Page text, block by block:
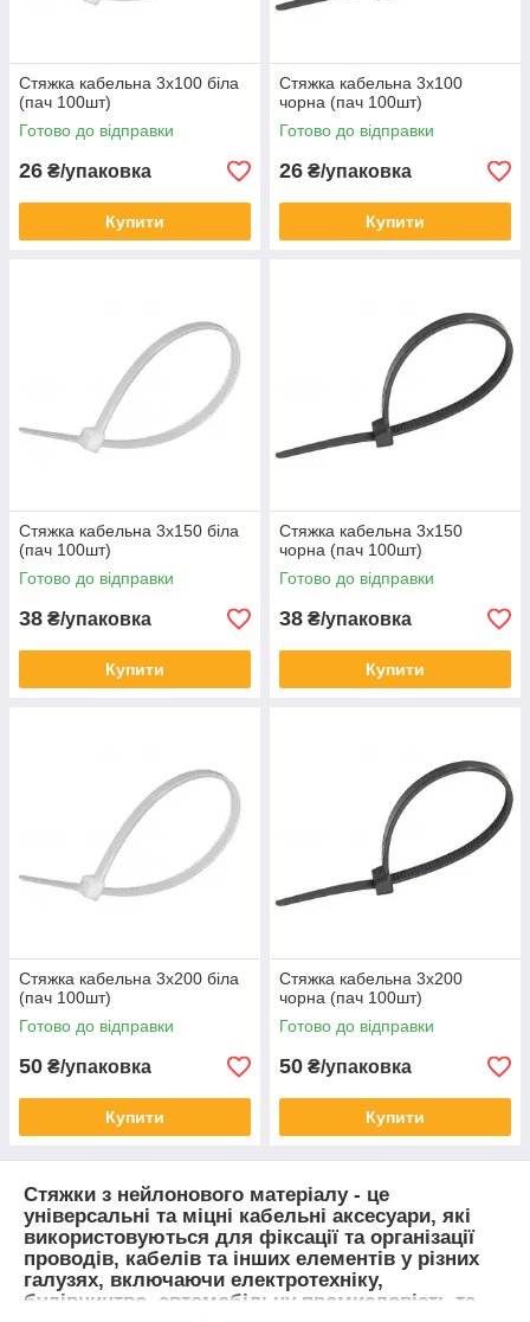
Стяжка кабельна 3x100 біла
(пач 100шт)
Готово до відправки
26 ₴/упаковка
Купити
Стяжка кабельна 3x100
чорна (пач 100шт)
Готово до відправки
26 ₴/упаковка
Купити
Стяжка кабельна 3x150 біла
(пач 100шт)
Готово до відправки
38 ₴/упаковка
Купити
Стяжка кабельна 3x150
чорна (пач 100шт)
Готово до відправки
38 ₴/упаковка
Купити
Стяжка кабельна 3x200 біла
(пач 100шт)
Готово до відправки
50 ₴/упаковка
Купити
Стяжка кабельна 3x200
чорна (пач 100шт)
Готово до відправки
50 ₴/упаковка
Купити
Стяжки з нейлонового матеріалу - це
універсальні та міцні кабельні аксесуари, які
використовуються для фіксації та організації
проводів, кабелів та інших елементів у різних
галузях, включаючи електротехніку,
будівництво, автомобільну промисловість та